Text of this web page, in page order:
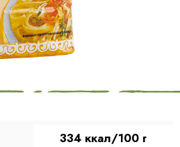
334 ккал/100 г